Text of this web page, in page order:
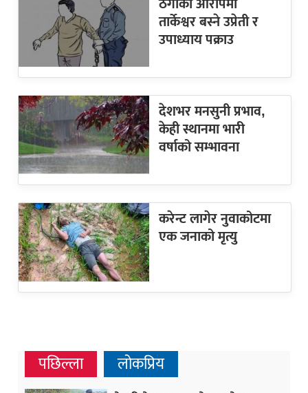
तार्केश्वर बस्ने उप्रेती र
उपाध्याय पक्राउ
देशभर मनसुनी प्रभाव,
केही स्थानमा भारी
वर्षाको सम्भावना
करेन्ट लागेर नुवाकोटमा
एक जनाको मृत्यु
पछिल्ला लोकप्रिय